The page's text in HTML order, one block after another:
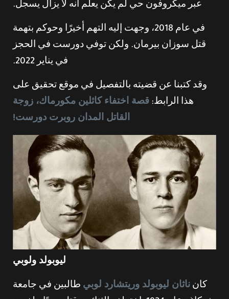
عبر ميكروفون حي لم يكن يعلم أنه لا يزال يسجل.
في عام 2018، وجهت إليه التهم أخيرًا وحوكم بتهمة
قتل سوزان بيرمان. ولكن توفي دورست في الحجز
في يناير 2022.
وقد كتبنا عن قضيته بالتفصيل في موقع تحقيق على
هذا الرابط: قصة اختفاء كاثلين مكورماك، زوجة
القاتل المدان روبرت دورست!
ليوبولد ولوبي
كان ناثان ليوبولد وريتشارد لوبي طالبين في جامعة